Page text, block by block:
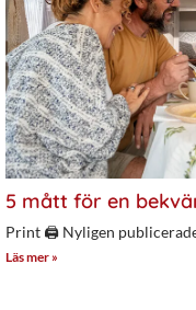
5 mått för en
Print 🖨 Nyligen
Läs mer »